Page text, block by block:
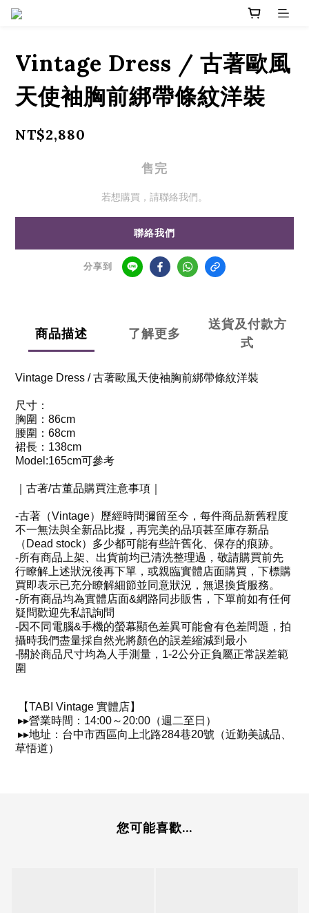
Vintage Dress / 古著歐風
天使袖胸前綁帶條紋洋裝
NT$2,880
售完
若想購買，請聯絡我們。
聯絡我們
分享到
商品描述 了解更多
送貨及付款方
式
Vintage Dress /古著歐風天使袖胸前綁帶條紋洋裝
尺寸：
胸圍： 86cm
腰圍： 68cm
裙長： 138cm
Model:165cm可參考
｜古著/古董品購買注意事項
-古著（Vintage）歷經時間彌留至今，每件商品新舊程度
不一無法與全新品比擬，再完美的品項甚至庫存新品
（ Dead stock）多少都可能有些許舊化、保存的痕跡。
-所有商品上架、出貨前均已清洗整理過，敬請購買前先
行瞭解上述狀況後再下單，或親臨實體店面購買，下標購
買即表示已充分瞭解細節並同意狀況，無退換貨服務。
-所有商品均為實體店面&網路同步販售，下單前如有任何
疑問歡迎先私訊詢問
-因不同電腦&手機的螢幕顯色差異可能會有色差問題，拍
攝時我們盡量採自然光將顏色的誤差縮減到最小
-關於商品尺寸均為人手測量， 1-2公分正負屬正常誤差範
圍
【TABI Vintage 實體店】
▸▸營業時間： 14:00～ 20:00 （週二至日）
▸▸地址：台中市西區向上北路284巷20號（近勤美誠品、
草悟道）
您可能喜歡...